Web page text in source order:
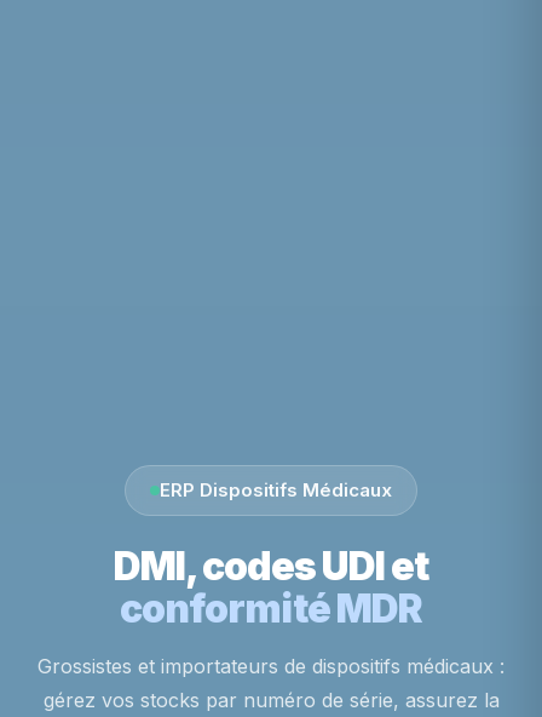
ERP Dispositifs Médicaux
DMI, codes UDI et
conformité MDR
Grossistes et importateurs de dispositifs médicaux :
gérez vos stocks par numéro de série, assurez la